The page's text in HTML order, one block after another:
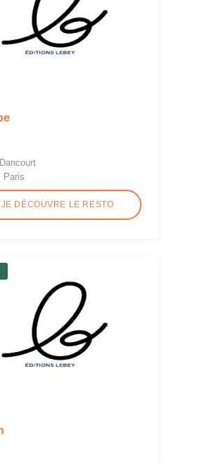
Paris
JE DÉCOUVRE LE RESTO